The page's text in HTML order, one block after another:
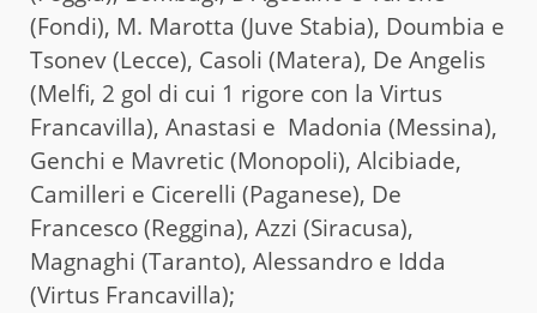
(Fondi), M. Marotta (Juve Stabia), Doumbia e
Tsonev (Lecce), Casoli (Matera), De Angelis
(Melfi, 2 gol di cui 1 rigore con la Virtus
Francavilla), Anastasi e Madonia (Messina),
Genchi e Mavretic (Monopoli), Alcibiade,
Camilleri e Cicerelli (Paganese), De
Francesco (Reggina), Azzi (Siracusa),
Magnaghi (Taranto), Alessandro e Idda
(Virtus Francavilla);